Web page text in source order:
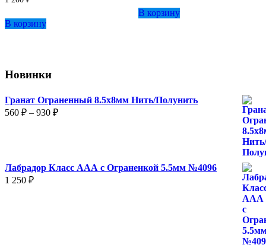
В корзину
В корзину
Новинки
Гранат Ограненный 8.5х8мм Нить/Полунить
560 ₽ – 930 ₽Диапазон
Лабрадор Класс ААА с Ограненкой 5.5мм №4096
1 250 ₽